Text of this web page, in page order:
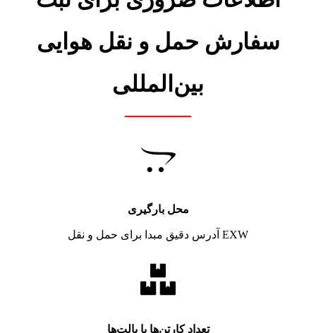
سفارش حمل و نقل هوایی
بین‌المللی
محل بارگیری
آدرس دقیق مبدا برای حمل و نقل EXW
تعداد کارتن‌ها یا پالت‌ها